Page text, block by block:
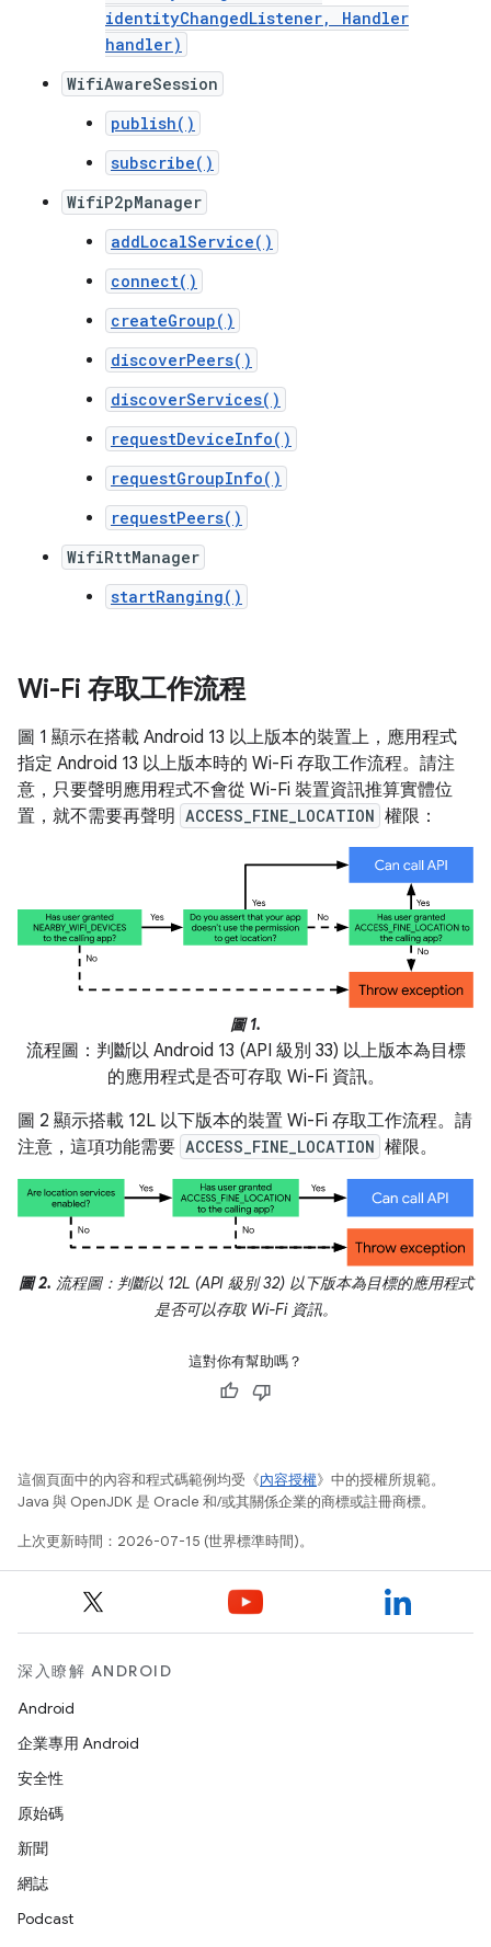
identityChangedListener, Handler
handler)
WifiAwareSession
publish()
subscribe()
WifiP2pManager
addLocalService()
connect()
createGroup()
discoverPeers()
discoverServices()
requestDeviceInfo()
requestGroupInfo()
requestPeers()
WifiRttManager
startRanging()
Wi-Fi 存取工作流程
圖 1 顯示在搭載 Android 13 以上版本的裝置上，應用程式
指定 Android 13 以上版本時的 Wi-Fi 存取工作流程。請注
意，只要聲明應用程式不會從 Wi-Fi 裝置資訊推算實體位
置，就不需要再聲明 ACCESS_FINE_LOCATION 權限：
圖 1.
流程圖：判斷以 Android 13 (API 級別 33) 以上版本為目標
的應用程式是否可存取 Wi-Fi 資訊。
圖 2 顯示搭載 12L 以下版本的裝置 Wi-Fi 存取工作流程。請
注意，這項功能需要 ACCESS_FINE_LOCATION 權限。
圖 2. 流程圖：判斷以 12L (API 級別 32) 以下版本為目標的應用程式
是否可以存取 Wi-Fi 資訊。
這對你有幫助嗎？
這個頁面中的內容和程式碼範例均受《內容授權》中的授權所規範。
Java 與 OpenJDK 是 Oracle 和/或其關係企業的商標或註冊商標。
上次更新時間：2026-07-15 (世界標準時間)。
深入瞭解 ANDROID
Android
企業專用 Android
安全性
原始碼
新聞
網誌
Podcast